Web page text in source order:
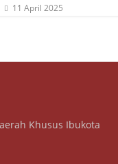
11 April 2025
Khusus Ibukota